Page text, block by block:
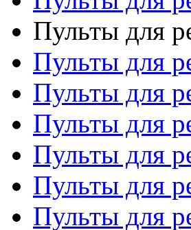
Пульты для
Пульты для
Пульты для
Пульты для
Пульты для
Пульты для
Пульты для